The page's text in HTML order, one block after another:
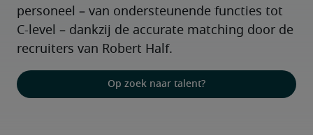
personeel – van ondersteunende functies tot
C-level – dankzij de accurate matching door de
recruiters van Robert Half.
Op zoek naar talent?